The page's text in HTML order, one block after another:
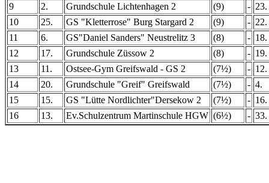
9
2. Grundschule Lichtenhagen 2 (9) - 23.
10
25. GS "Kletterrose" Burg Stargard 2 (9) - 22.
11
6. GS"Daniel Sanders" Neustrelitz 3 (8) - 18.
12
17. Grundschule Züssow 2 (8) - 19.
13
11. Ostsee-Gym Greifswald - GS 2 (7½) - 12.
14
20. Grundschule "Greif" Greifswald (7½) - 4.
15
15. GS "Lütte Nordlichter"Dersekow 2 (7½) - 16.
16
13. Ev.Schulzentrum Martinschule HGW (6½) - 33.